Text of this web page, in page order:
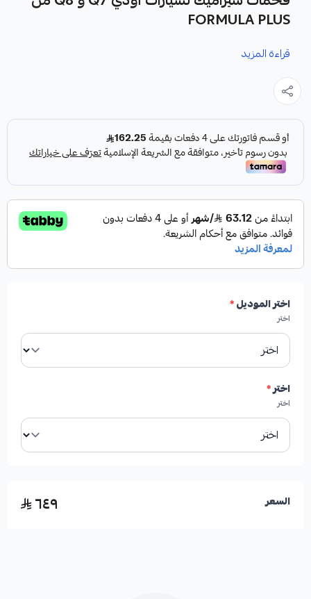
FORMULA PLUS
الولايات المتحدة الأمريكية.
مميزات المنتج:
✓فرامل أقوى واستجابة أسرع.
✓إنتاج رماد أقل يساهم في نظافة العجلات.
قراءة المزيد
اختر الموديل*
اختر
اختر*
اختر
السعر ٦٤٩